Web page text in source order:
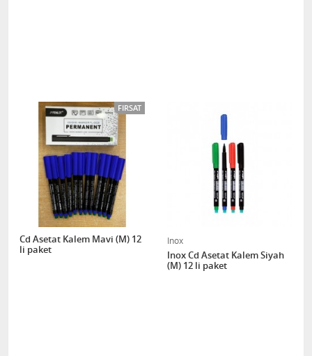
FIRSAT
Cd Asetat Kalem Mavi (M) 12
li paket
Inox
Inox Cd Asetat Kalem Siyah
(M) 12 li paket